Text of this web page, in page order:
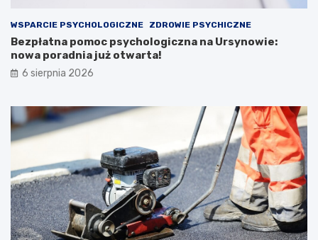
WSPARCIE PSYCHOLOGICZNE ZDROWIE PSYCHICZNE
Bezpłatna pomoc psychologiczna na Ursynowie:
nowa poradnia już otwarta!
6 sierpnia 2026